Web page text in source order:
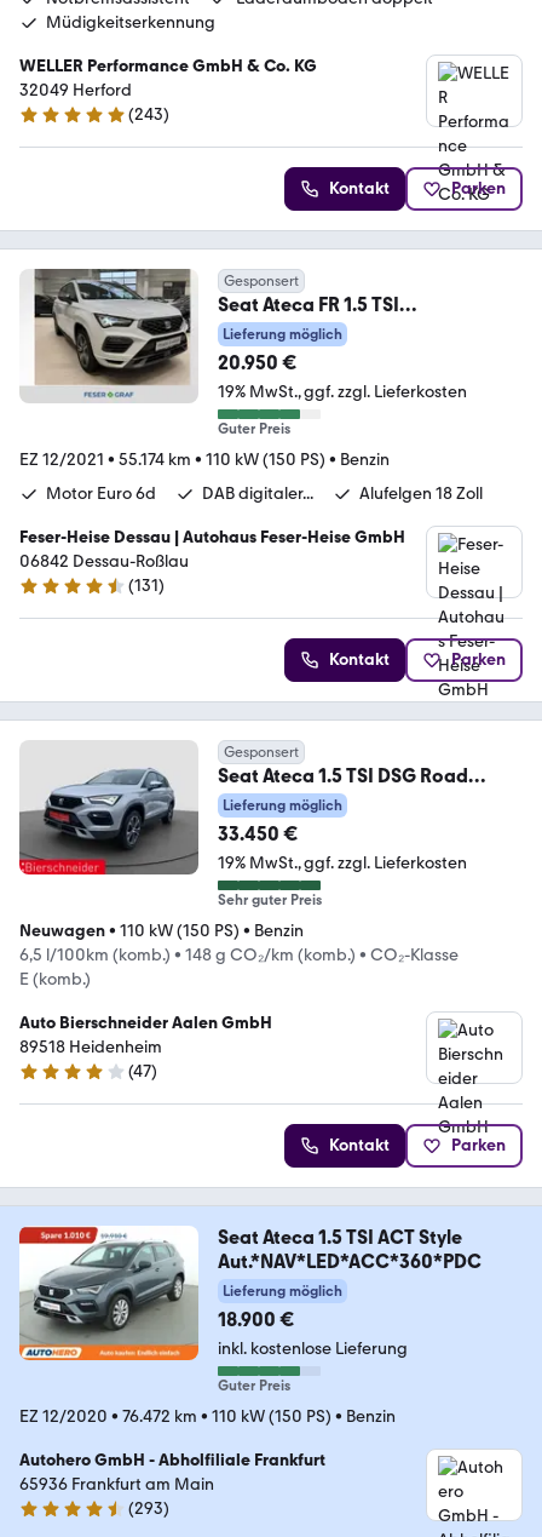
Müdigkeitserkennung
WELLER Performance GmbH & Co. KG
32049 Herford
4.8 Sterne
(243)
Kontakt Parken
Gesponsert
Seat Ateca FR 1.5 TSI
LED/BeatsAudio/Sitzhzg./Kamera
Lieferung möglich
20.950 €
19% MwSt. ggf. zzgl. Lieferkosten
Guter Preis
EZ 12/2021 • 55.174 km • 110 kW (150 PS) • Benzin
Motor Euro 6d
DAB digitaler... Alufelgen 18 Zoll
Feser-Heise Dessau | Autohaus Feser-Heise GmbH
06842 Dessau-Roßlau
4.7 Sterne
(131)
Kontakt Parken
Gesponsert
Seat Ateca 1.5 TSI DSG Road
Edition AHK PANO CAM SHZ
Lieferung möglich
33.450 €
19% MwSt. ggf. zzgl. Lieferkosten
Sehr guter Preis
Neuwagen• 110 kW (150 PS) • Benzin
6,5 l/100km (komb.) • 148 g CO₂/km (komb.) • CO₂-Klasse
E (komb.)
Auto Bierschneider Aalen GmbH
89518 Heidenheim
4.2 Sterne
(47)
Kontakt Parken
Seat Ateca 1.5 TSI ACT Style
Aut.*NAV*LED*ACC*360*PDC
Lieferung möglich
18.900 €
inkl. kostenlose Lieferung
Guter Preis
EZ 12/2020 • 76.472 km • 110 kW (150 PS) • Benzin
Autohero GmbH - Abholfiliale Frankfurt
65936 Frankfurt am Main
4.6 Sterne
(293)